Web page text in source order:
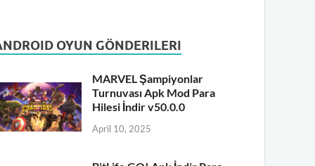
OYUN GÖNDERILERI
MARVEL Şampiyonlar
Turnuvası Apk Mod Para
Hilesi İndir v50.0.0
April 10, 2025